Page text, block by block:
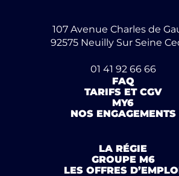
107 Avenue Charles de
92575 Neuilly Sur Seine
01 41 92 66 66
FAQ
TARIFS ET CGV
MY6
NOS ENGAGEMENTS
LA RÉGIE
GROUPE M6
LES OFFRES